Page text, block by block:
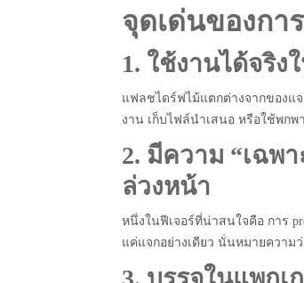
จุดเด่นของกา
1. ใช้งานได้จริ
แฟลชไดร์ฟไม้แตกต่างจากของแ
งาน เก็บไฟล์นำเสนอ หรือใช้พก
2. มีความ “เฉพ
ล่วงหน้า
หนึ่งในฟีเจอร์ที่น่าสนใจคือ การ
แค่แจกอย่างเดียว นั่นหมายควา